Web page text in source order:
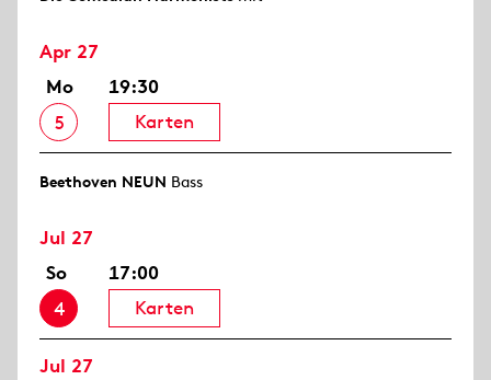
Apr 27
Mo
5
19:30
Karten
Beethoven NEUN Bass
Jul 27
So
4
17:00
Karten
Jul 27